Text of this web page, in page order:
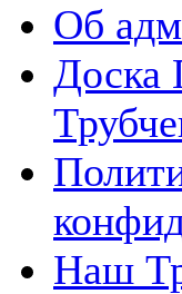
Об
Доска
Наш